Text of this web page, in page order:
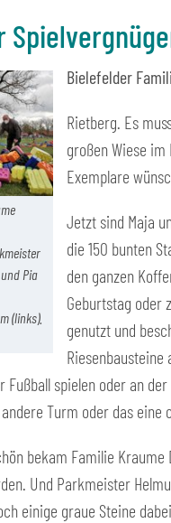
Pia
(links).
Bielefelder
Rietberg. Es
großen Wiese
Exemplare
Jetzt sind Maja
die 150 bunten
den ganzen
Geburtstag oder
genutzt und
Fußball spielen oder an
Turm oder das eine
bekam Familie
Und Parkmeister
einige graue Steine